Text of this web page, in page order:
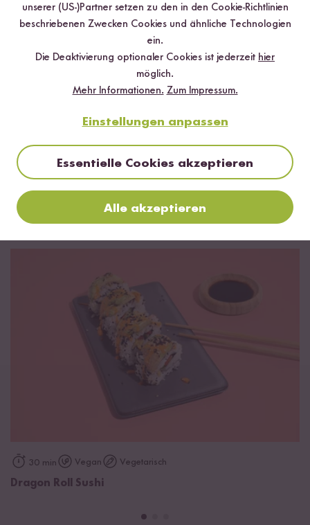
Das kannst du damit kochen!
30 min Vegan Vegetarisch
Dragon Roll Sushi
unserer (US-)Partner setzen zu den in den Cookie-Richtlinien
beschriebenen Zwecken Cookies und ähnliche Technologien
ein.
Die Deaktivierung optionaler Cookies ist jederzeit hier
möglich.
Mehr Informationen. Zum Impressum.
Einstellungen anpassen
Essentielle Cookies akzeptieren
Alle akzeptieren